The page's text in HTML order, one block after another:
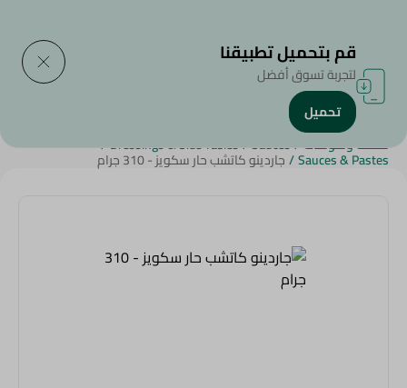
الرئيسية/منتجات البقالة
صلصة وصوصات/
Sauces
/
Dressings & Side Tables
/
Sauces & Pastes
/جاردينو كاتشب حار سكويز - 310 جرام
قم بتحميل تطبيقنا
لتجربة تسوق أفضل
تحميل